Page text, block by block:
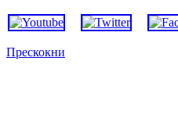
Прескокни